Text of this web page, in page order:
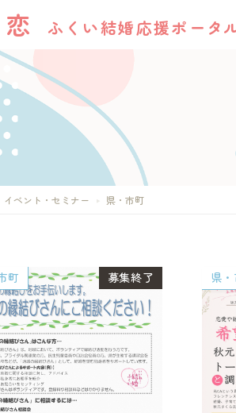
ふくい結婚応援ポータ
イベント・セミナー 県・市町
町 募集終了 県